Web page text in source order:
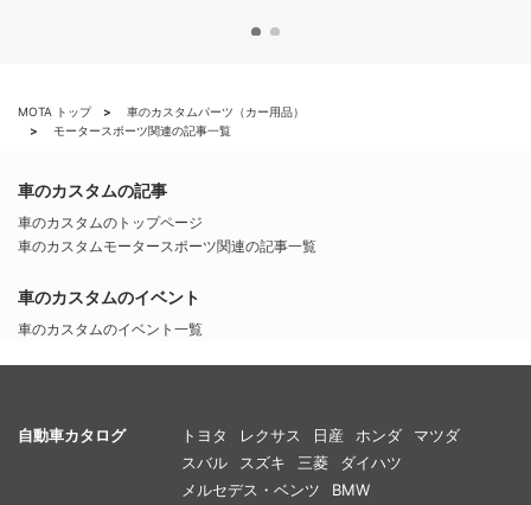
MOTA トップ
車のカスタムパーツ（カー用品）
モータースポーツ関連の記事一覧
車のカスタムの記事
車のカスタムのトップページ
車のカスタムモータースポーツ関連の記事一覧
車のカスタムのイベント
車のカスタムのイベント一覧
自動車カタログ トヨタ レクサス 日産 ホンダ
マツダ
スバル
スズキ 三菱
ダイハツ
メルセデス・ベンツ
BMW